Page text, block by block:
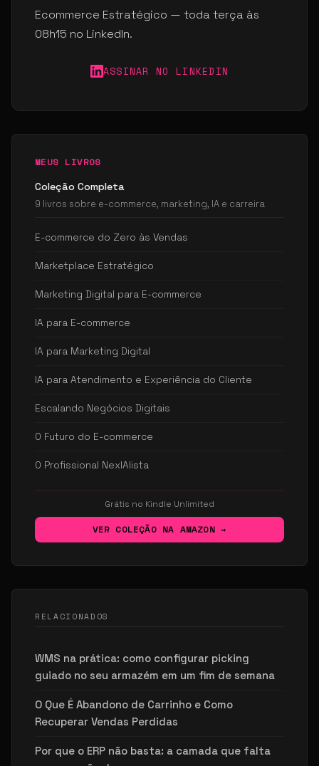
Ecommerce Estratégico — toda terça às
08h15 no LinkedIn.
ASSINAR NO LINKEDIN
MEUS LIVROS
Coleção Completa
9 livros sobre e-commerce, marketing, IA e carreira
E-commerce do Zero às Vendas
Marketplace Estratégico
Marketing Digital para E-commerce
IA para E-commerce
IA para Marketing Digital
IA para Atendimento e Experiência do Cliente
Escalando Negócios Digitais
O Futuro do E-commerce
O Profissional NexIAlista
Grátis no Kindle Unlimited
VER COLEÇÃO NA AMAZON →
RELACIONADOS
WMS na prática: como configurar picking
guiado no seu armazém em um fim de semana
O Que É Abandono de Carrinho e Como
Recuperar Vendas Perdidas
Por que o ERP não basta: a camada que falta